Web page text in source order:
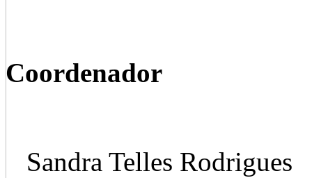
Coordenador
Sandra Telles Rodrigues